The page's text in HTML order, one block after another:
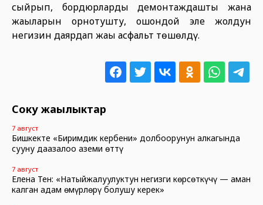
сыйрып, бордюрларды демонтаждашты жана
жаңыларын орнотушту, ошондой эле жолдун
негизин даярдап жаңы асфальт төшөлдү.
Соңку жаңылыктар
7 август
Бишкекте «Биримдик кербени» долбоорунун алкагында
сууну даңазалоо аземи өттү
7 август
Елена Тен: «Натыйжалуулуктун негизги көрсөткүчү — аман
калган адам өмүрлөрү болушу керек»